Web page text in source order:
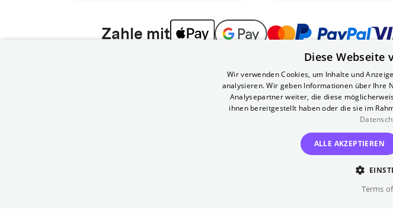
Zahle mit
Bitte beachte: Gastbuchungen sind nicht stornierbar. Registriere dich
min vor Filmbeginn stornierbare Tickets für reguläre Vorstellungen.
Melde dich an, um deine Benefits nutzen zu können.
Nur sofern du die Buchung angemeldet mit einem kostenlosen Yorck-
Diese Webseite
Wir verwenden Cookies, um Inhalte und
analysieren. Wir geben Informationen über Ihre
Analysepartner weiter, die diese
ihnen bereitgestellt haben oder die sie im
ALLE AKZEPTIEREN
Terms